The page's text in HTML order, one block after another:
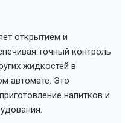
открытием и
точный контроль
жидкостей в
автомате. Это
напитков и